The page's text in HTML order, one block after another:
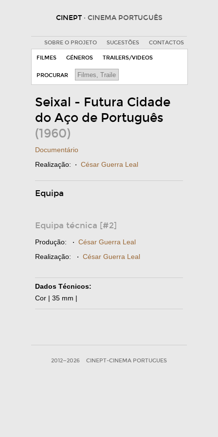
CINEPT · CINEMA PORTUGUÊS
SOBRE O PROJETO SUGESTÕES CONTACTOS
FILMES GÉNEROS TRAILERS/VIDEOS
PROCURAR
Seixal - Futura Cidade
do Aço de Português
(1960)
Documentário
Realização: · César Guerra Leal
Equipa
Equipa técnica [#2]
Produção: · César Guerra Leal
Realização: · César Guerra Leal
Dados Técnicos:
Cor | 35 mm |
2012—2026 CINEPT-CINEMA PORTUGUES